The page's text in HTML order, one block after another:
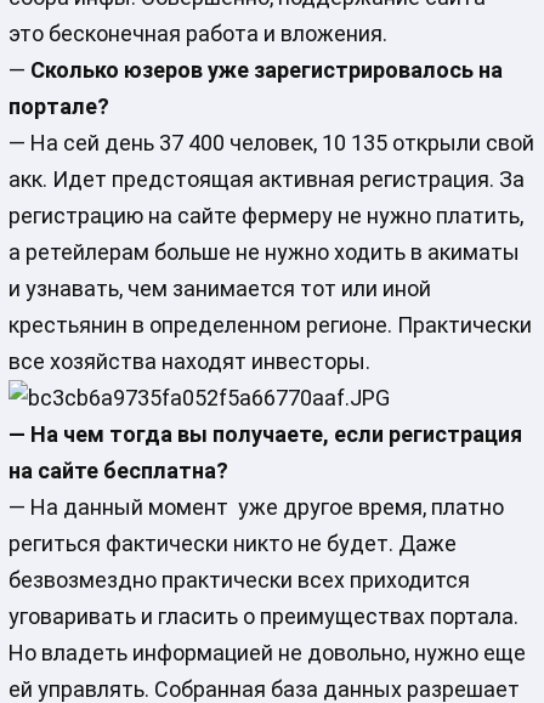
это бесконечная работа и вложения.
— Сколько юзеров уже зарегистрировалось на
портале?
— На сей день 37 400 человек, 10 135 открыли свой
акк. Идет предстоящая активная регистрация. За
регистрацию на сайте фермеру не нужно платить,
а ретейлерам больше не нужно ходить в акиматы
и узнавать, чем занимается тот или иной
крестьянин в определенном регионе. Практически
все хозяйства находят инвесторы.
— На чем тогда вы получаете, если регистрация
на сайте бесплатна?
— На данный момент уже другое время, платно
региться фактически никто не будет. Даже
безвозмездно практически всех приходится
уговаривать и гласить о преимуществах портала.
Но владеть информацией не довольно, нужно еще
ей управлять. Собранная база данных разрешает